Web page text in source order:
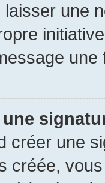
une
une
créer une
créée,